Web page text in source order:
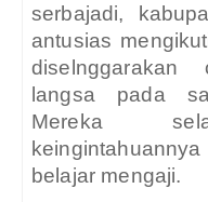
serbajadi,
antusias
langsa pada
Mereka
belajar mengaji.